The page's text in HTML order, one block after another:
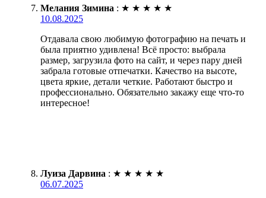
Мелания Зимина : ★ ★ ★ ★ ★
10.08.2025
Отдавала свою любимую фотографию на печать и
была приятно удивлена! Всё просто: выбрала
размер, загрузила фото на сайт, и через пару дней
забрала готовые отпечатки. Качество на высоте,
цвета яркие, детали четкие. Работают быстро и
профессионально. Обязательно закажу еще что-то
интересное!
Луиза Дарвина : ★ ★ ★ ★ ★
06.07.2025